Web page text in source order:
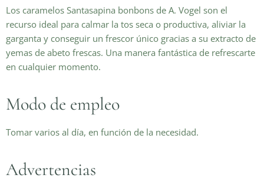
Los caramelos Santasapina bonbons de A. Vogel son el
recurso ideal para calmar la tos seca o productiva, aliviar la
garganta y conseguir un frescor único gracias a su extracto de
yemas de abeto frescas. Una manera fantástica de refrescarte
en cualquier momento.
Modo de empleo
Tomar varios al día, en función de la necesidad.
Advertencias